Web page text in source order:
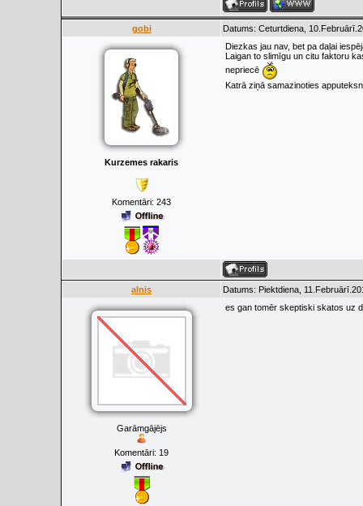
gobi Datums: Ceturtdiena,
Kurzemes rakaris
Komentāri: 243
Diezkas jau nav, bet pa daļai
Laigan to slimīgu un citu faktoru
nepriecē
Katrā ziņā samazinoties
alnis Datums: Piektdiena,
Garāmgājējs
Komentāri: 19
es gan tomēr skeptiski skatos uz